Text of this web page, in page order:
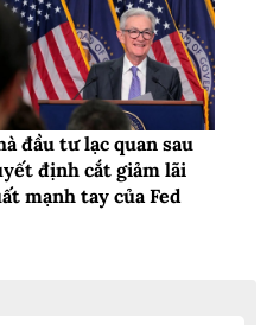
đầu tư lạc quan sau
định cắt giảm lãi
mạnh tay của Fed